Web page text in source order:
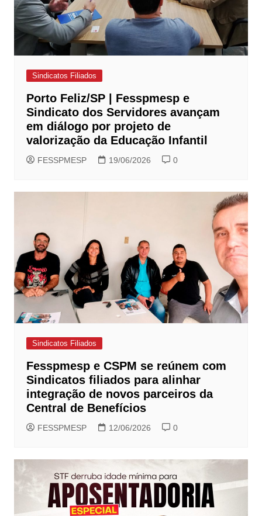
Sindicatos Filiados
Porto Feliz/SP | Fesspmesp e
Sindicato dos Servidores avançam
em diálogo por projeto de
valorização da Educação Infantil
FESSPMESP 19/06/2026 0
Sindicatos Filiados
Fesspmesp e CSPM se reúnem com
Sindicatos filiados para alinhar
integração de novos parceiros da
Central de Benefícios
FESSPMESP 12/06/2026 0